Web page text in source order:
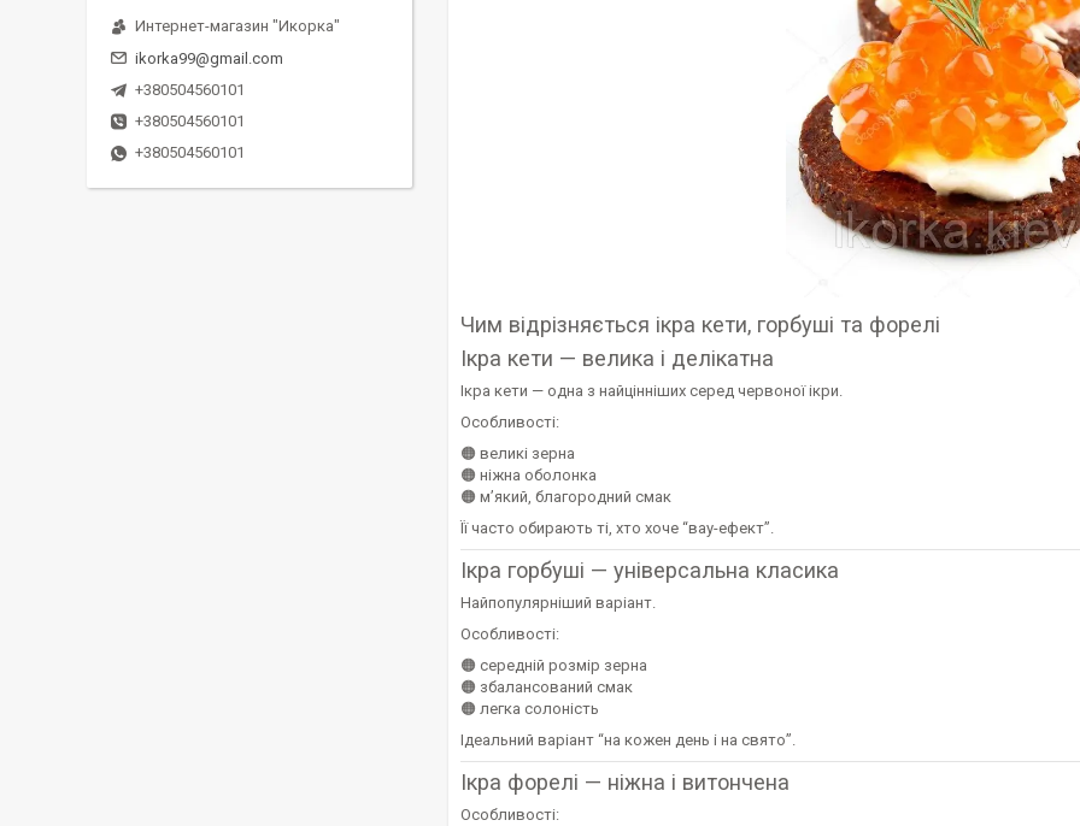
Чим відрізняється ікра кети, горбуші та форелі
Ікра кети — велика і делікатна
Ікра кети — одна з найцінніших серед червоної ікри.
Особливості:
🟠 великі зерна
🟠 ніжна оболонка
🟠 м’який, благородний смак
Її часто обирають ті, хто хоче “вау-ефект”.
Ікра горбуші — універсальна класика
Найпопулярніший варіант.
Особливості:
🟠 середній розмір зерна
🟠 збалансований смак
🟠 легка солоність
Ідеальний варіант “на кожен день і на свято”.
Ікра форелі — ніжна і витончена
Особливості:
Интернет-магазин "Икорка"
ikorka99@gmail.com
+380504560101
+380504560101
+380504560101